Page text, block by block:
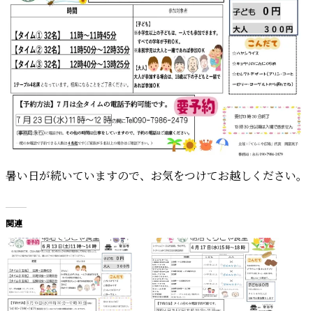
暑い日が続いていますので、お気をつけてお越しください。
関連